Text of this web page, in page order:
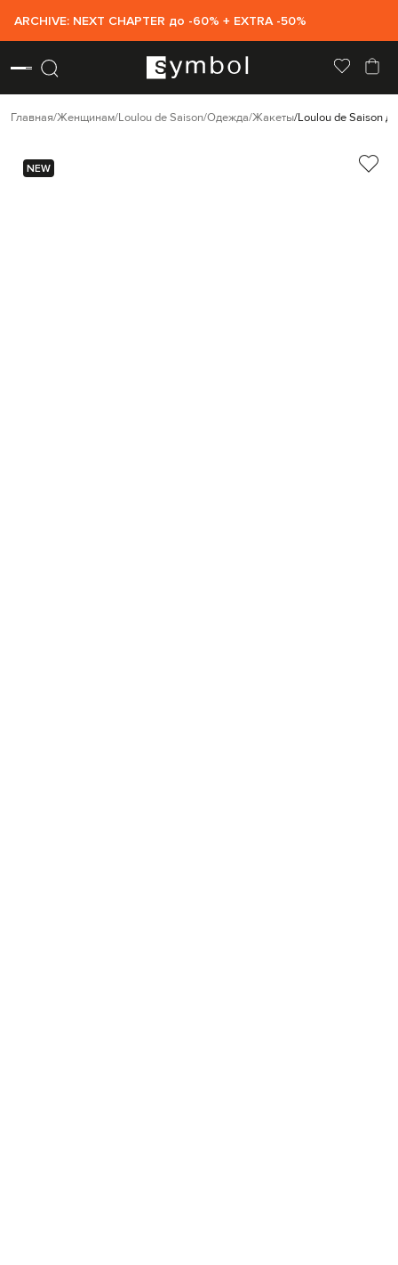
ARCHIVE: NEXT CHAPTER до -60% + EXTRA -50%
Главная Женщинам Loulou de Saison Одежда Жакеты Loulou de Saison
NEW